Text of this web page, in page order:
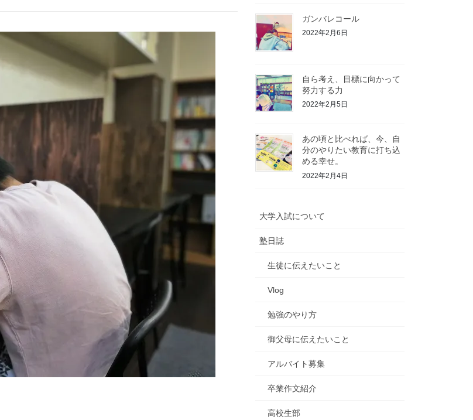
ガンバレコール
2022年2月6日
自ら考え、目標に向かって
努力する力
2022年2月5日
あの頃と比べれば、今、自
分のやりたい教育に打ち込
める幸せ。
2022年2月4日
大学入試について
塾日誌
生徒に伝えたいこと
Vlog
勉強のやり方
御父母に伝えたいこと
アルバイト募集
卒業作文紹介
高校生部